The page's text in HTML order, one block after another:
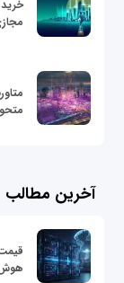
آخرین مطالب
هوش